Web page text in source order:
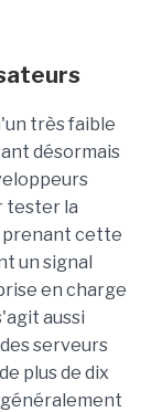
très faible
désormais
tester la
prenant cette
un signal
en charge
aussi
serveurs
plus de dix